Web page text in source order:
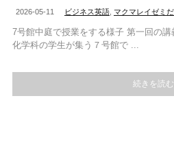
2026-05-11 ビジネス英語 マクマレイゼミ
7号館中庭で授業をする様子 第一回の
化学科の学生が集う７号館で ...
続きを読む